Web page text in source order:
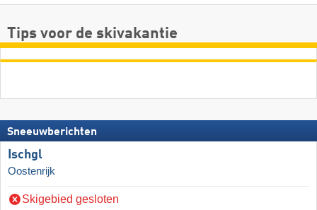
Tips voor de skivakantie
Sneeuwberichten
Ischgl
Oostenrijk
Skigebied gesloten